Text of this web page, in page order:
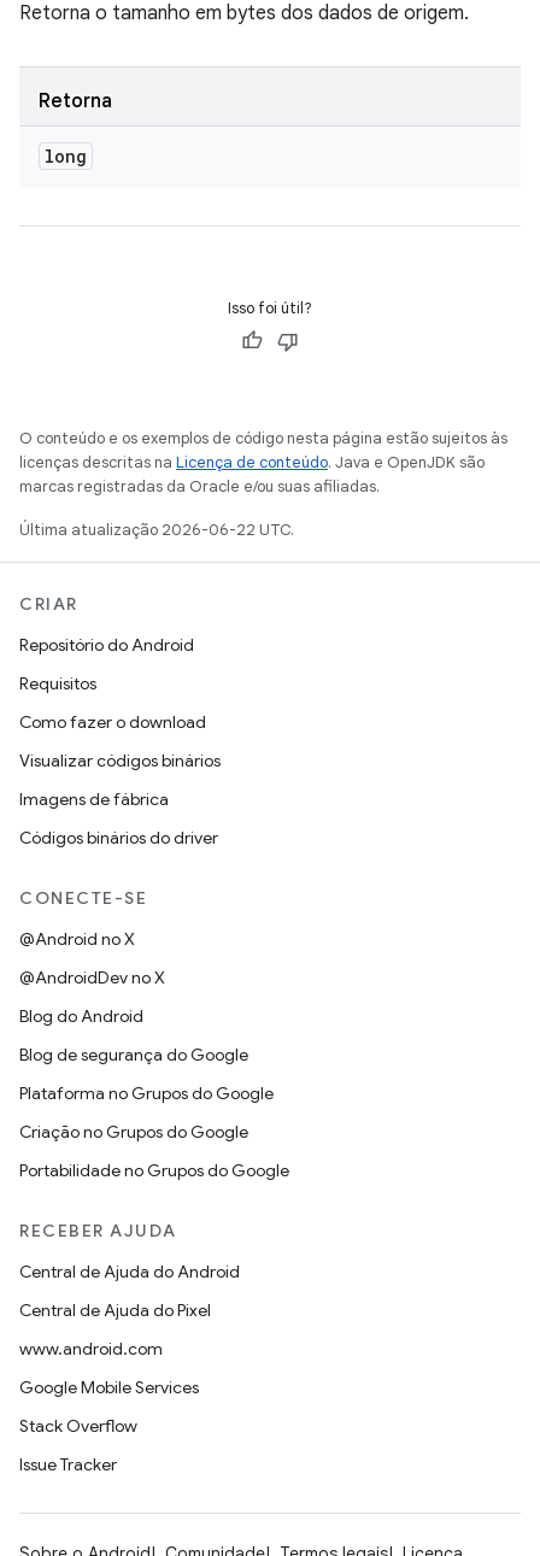
Retorna o tamanho em bytes dos dados de origem.
Retorna
long
Isso foi útil?
O conteúdo e os exemplos de código nesta página estão sujeitos às
licenças descritas na Licença de conteúdo. Java e OpenJDK são
marcas registradas da Oracle e/ou suas afiliadas.
Última atualização 2026-06-22 UTC.
CRIAR
Repositório do Android
Requisitos
Como fazer o download
Visualizar códigos binários
Imagens de fábrica
Códigos binários do driver
CONECTE-SE
@Android no X
@AndroidDev no X
Blog do Android
Blog de segurança do Google
Plataforma no Grupos do Google
Criação no Grupos do Google
Portabilidade no Grupos do Google
RECEBER AJUDA
Central de Ajuda do Android
Central de Ajuda do Pixel
www.android.com
Google Mobile Services
Stack Overflow
Issue Tracker